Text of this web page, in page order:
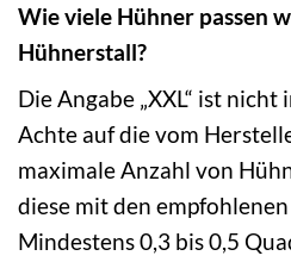
Wie viele Hühner passen
Hühnerstall?
Die Angabe „XXL“ ist
Achte auf die vom
maximale Anzahl von
diese mit den
Mindestens 0,3 bis 0,5